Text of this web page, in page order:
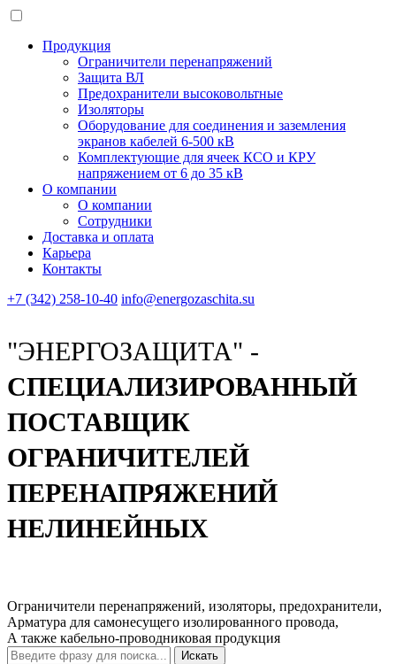
Продукция
Ограничители перенапряжений
Защита ВЛ
Предохранители высоковольтные
Изоляторы
Оборудование для соединения и заземления
экранов кабелей 6-500 кВ
Комплектующие для ячеек КСО и КРУ
напряжением от 6 до 35 кВ
О компании
О компании
Сотрудники
Доставка и оплата
Карьера
Контакты
+7 (342) 258-10-40 info@energozaschita.su
"ЭНЕРГОЗАЩИТА" -
СПЕЦИАЛИЗИРОВАННЫЙ
ПОСТАВЩИК
ОГРАНИЧИТЕЛЕЙ
ПЕРЕНАПРЯЖЕНИЙ
НЕЛИНЕЙНЫХ
Ограничители перенапряжений, изоляторы, предохранители,
Арматура для самонесущего изолированного провода,
А также кабельно-проводниковая продукция
Искать